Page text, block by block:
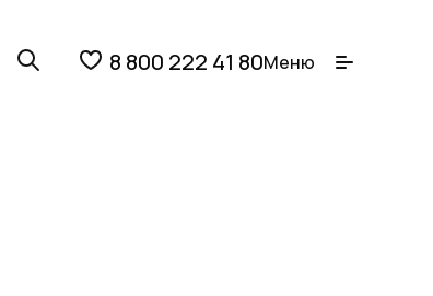
8 800 222 41 80Меню